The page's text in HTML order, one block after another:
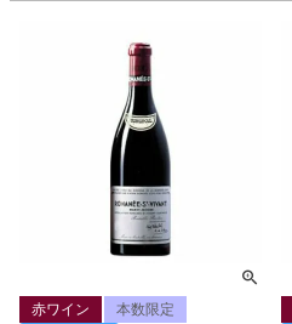
赤ワイン 本数限定